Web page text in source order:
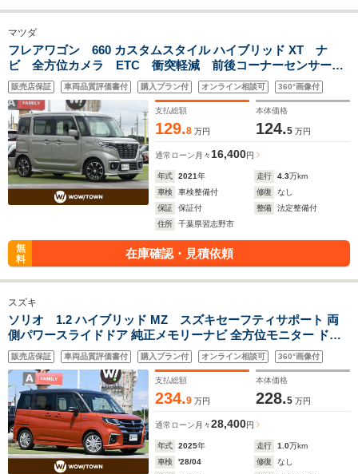
マツダ
フレアワゴン 660 カスタムスタイル ハイブリッド XT ナ
ビ 全方位カメラ ETC 衝突軽減 前後コーナーセンサー
両側パワースライドドア クルーズコントロール シートヒー
ター 後席ロール式サンシェード パドルシフト アイドリン
グストップ スマートキー
販売店保証 車両品質評価書付 購入プラン付 オンライン相談可 360°画像付
支払総額
129.8 万円
本体価格
124.5 万円
通常ローン 月々 16,400円
年式 2021年 走行 4.3万km
車検
車検整備付 修復
なし
保証
保証付 整備
法定整備付
住所
千葉県習志野市
無
料
在庫確認・見積依頼
スズキ
ソリオ 1.2 ハイブリッド MZ スズキセーフティサポート 両
側パワースライドドア 純正メモリーナビ 全方位モニター ドラ
イブレコーダー 前席シートヒーター HUD 後席モニター 革巻き
ステアリング LEDヘッドライト コーナーセンサー スマートキ
販売店保証 車両品質評価書付 購入プラン付 オンライン相談可 360°画像付
支払総額
234.9 万円
本体価格
228.5 万円
通常ローン 月々28,400円
年式 2025年 走行 1.0万km
車検
'28/04 修復
なし